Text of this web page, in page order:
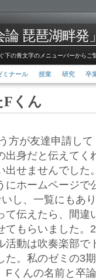
論 琵琶湖畔発
下の青文字のメニューバーから
ミナール 授業 研究 卒
Fくん
方が友達申請し
出身だと伝えてく
出せませんでした
にホームページで
し、一覧にもあ
伝えたら、間違
てもらいました。
活動は吹奏楽部で
。私のゼミの3
Fくんの名前と卒